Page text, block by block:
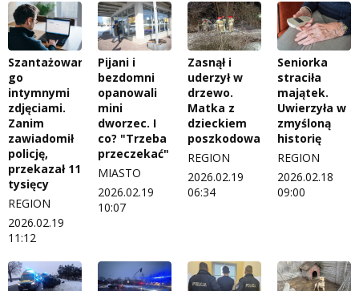
Szantażowano
go
intymnymi
zdjęciami.
Zanim
zawiadomił
policję,
przekazał 11
tysięcy
REGION
2026.02.19
11:12
Pijani i
bezdomni
opanowali
mini
dworzec. I
co? "Trzeba
przeczekać"
MIASTO
2026.02.19
10:07
Zasnął i
uderzył w
drzewo.
Matka z
dzieckiem
poszkodowani
REGION
2026.02.19
06:34
Seniorka
straciła
majątek.
Uwierzyła w
zmyśloną
historię
REGION
2026.02.18
09:00